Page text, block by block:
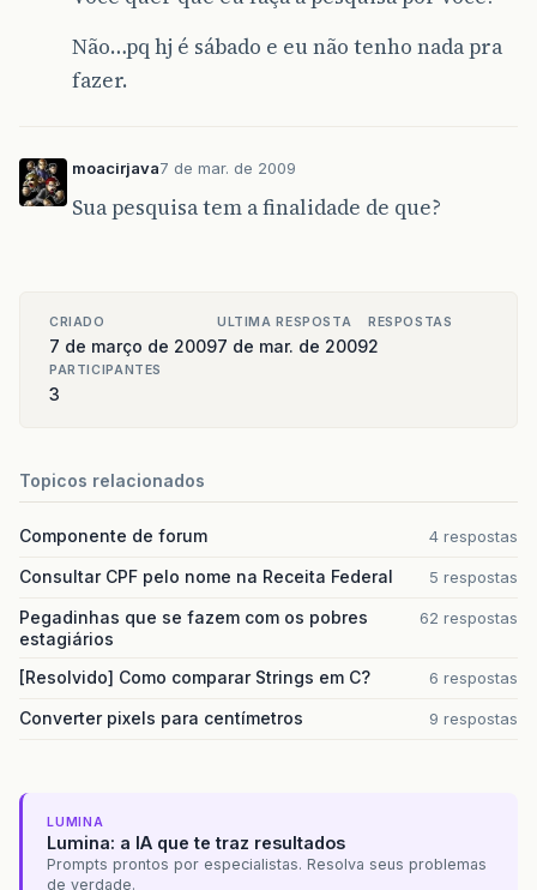
Não…pq hj é sábado e eu não tenho nada pra
fazer.
moacirjava7 de mar. de 2009
Sua pesquisa tem a finalidade de que?
CRIADO
7 de março de 2009
ULTIMA RESPOSTA
7 de mar. de 2009
RESPOSTAS
2
PARTICIPANTES
3
Topicos relacionados
Componente de forum 4 respostas
Consultar CPF pelo nome na Receita Federal 5 respostas
Pegadinhas que se fazem com os pobres
estagiários
62 respostas
[Resolvido] Como comparar Strings em C? 6 respostas
Converter pixels para centímetros 9 respostas
LUMINA
Lumina: a IA que te traz resultados
Prompts prontos por especialistas. Resolva seus problemas
de verdade.